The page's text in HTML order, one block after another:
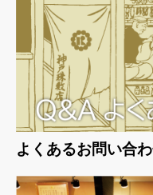
よくあるお問い合